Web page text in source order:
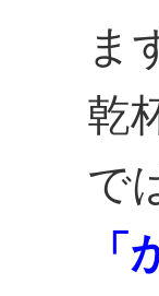
ま
乾
で
「